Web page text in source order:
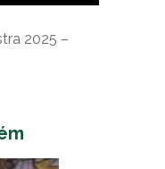
2025 –